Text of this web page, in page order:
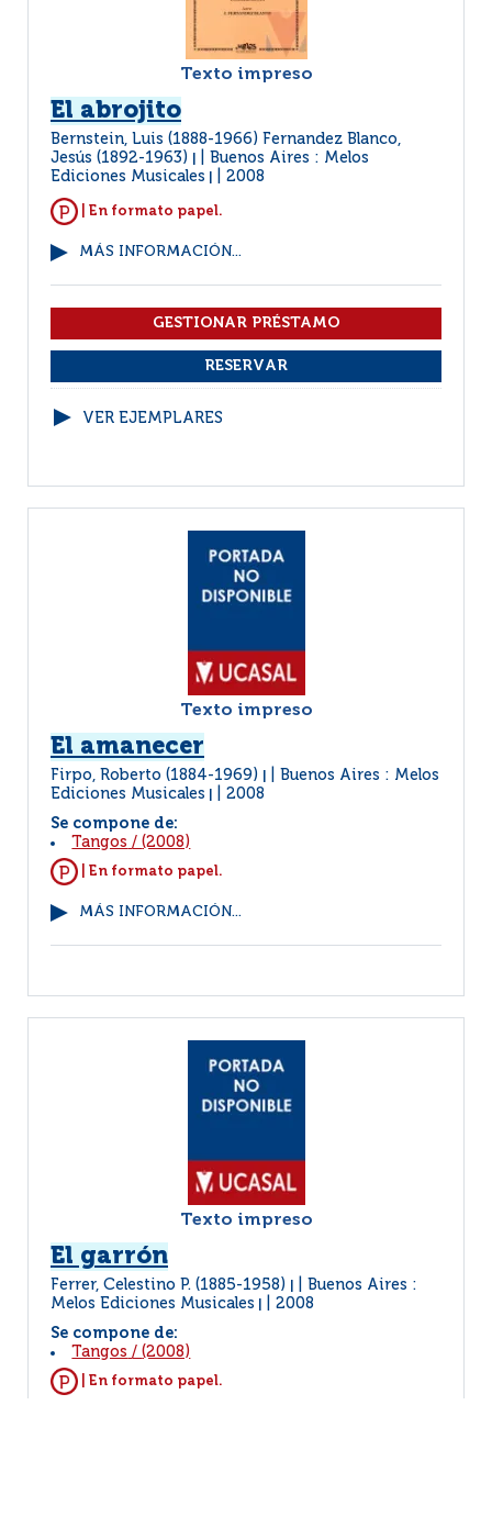
Texto impreso
El abrojito
Bernstein, Luis (1888-1966) Fernandez Blanco,
Jesús (1892-1963)
Buenos Aires : Melos
Ediciones Musicales
2008
| En formato papel.
MÁS INFORMACIÓN...
VER EJEMPLARES
Texto impreso
El amanecer
Firpo, Roberto (1884-1969)
Buenos Aires : Melos
Ediciones Musicales
2008
Se compone de:
Tangos /(2008)
| En formato papel.
MÁS INFORMACIÓN...
Texto impreso
El garrón
Ferrer, Celestino P. (1885-1958)
Buenos Aires :
Melos Ediciones Musicales
2008
Se compone de:
Tangos /(2008)
| En formato papel.